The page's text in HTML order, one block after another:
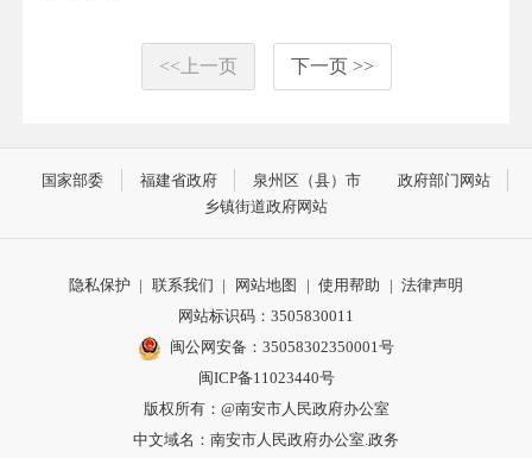
<<上一页 下一页 >>
国家部委 福建省政府 泉州区（县）市
政府部门网站
乡镇街道政府网站
隐私保护 | 联系我们 | 网站地图 | 使用帮助 | 法律声明
网站标识码：3505830011
闽公网安备：35058302350001号
闽ICP备11023440号
版权所有：@南安市人民政府办公室
中文域名：南安市人民政府办公室.政务